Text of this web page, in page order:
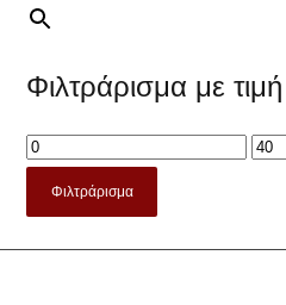
Φιλτράρισμα με τιμή
Φιλτράρισμα